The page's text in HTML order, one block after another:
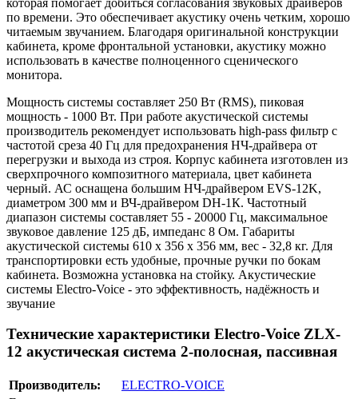
по времени. Это обеспечивает акустику очень четким, хорошо
читаемым звучанием. Благодаря оригинальной конструкции
кабинета, кроме фронтальной установки, акустику можно
использовать в качестве полноценного сценического
монитора.
Мощность системы составляет 250 Вт (RMS), пиковая
мощность - 1000 Вт. При работе акустической системы
производитель рекомендует использовать high-pass фильтр с
частотой среза 40 Гц для предохранения НЧ-драйвера от
перегрузки и выхода из строя. Корпус кабинета изготовлен из
сверхпрочного композитного материала, цвет кабинета
черный. АС оснащена большим НЧ-драйвером EVS-12K,
диаметром 300 мм и ВЧ-драйвером DH-1К. Частотный
диапазон системы составляет 55 - 20000 Гц, максимальное
звуковое давление 125 дБ, импеданс 8 Ом. Габариты
акустической системы 610 x 356 x 356 мм, вес - 32,8 кг. Для
транспортировки есть удобные, прочные ручки по бокам
кабинета. Возможна установка на стойку. Акустические
системы Electro-Voice - это эффективность, надёжность и
звучание
Технические характеристики Electro-Voice ZLX-
12 акустическая система 2-полосная, пассивная
Производитель:
ELECTRO-VOICE